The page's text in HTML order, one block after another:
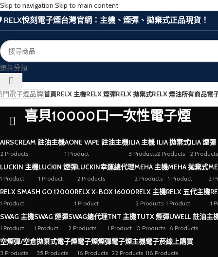
Skip to navigation Skip to main content
RELX悅刻電子煙台灣官網：主機、煙彈、拋棄式正品現貨！
選擇分類
門電子煙品牌首頁RELX 主機RELX 煙彈RELX 拋棄式RELX 煙油所有商品電
喜貝10000口一次性電子煙
AIRSCREAM 註油主機
2 Products
AONE VAPE 註油主機
1 Product
ILIA 主機
3 Products
ILIA 拋棄式
2 Products
ILIA 煙彈
2 Products
LUCKIN 主機
1 Product
LUCKIN 煙彈
1 Product
LUCKIN幸運總代理
2 Products
MEHA 主機
2 Products
MEHA 拋棄式
1 Product 2
RELX SMASH GO 12000
1 Product
RELX X-BOX 16000
1 Product
RELX 主機
2 Products
RELX 五代主機
1 Product 1
SWAG 主機
1 Product
SWAG 煙彈
1 Product
SWAG總代理
2 Products
TNT 主機
1 Product
TUTX 煙彈
0 Products
UWELL 註油主
6 Products
空煙彈/空倉
3 Products
拋棄式電子煙
35 Products
電子煙煙彈
16 Products
電子煙主機
22 Products
電子菸線上購買
116 Products